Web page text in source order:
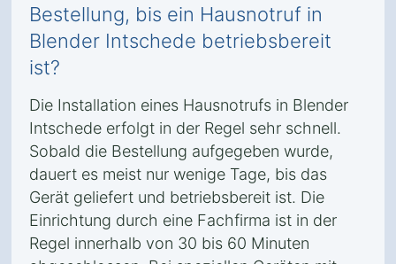
Bestellung, bis ein Hausnotruf in
Blender Intschede betriebsbereit
ist?
Die Installation eines Hausnotrufs in Blender
Intschede erfolgt in der Regel sehr schnell.
Sobald die Bestellung aufgegeben wurde,
dauert es meist nur wenige Tage, bis das
Gerät geliefert und betriebsbereit ist. Die
Einrichtung durch eine Fachfirma ist in der
Regel innerhalb von 30 bis 60 Minuten